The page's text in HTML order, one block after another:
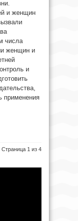
и женщин
числа
женщин и
и
применения
Страница 1 из 4